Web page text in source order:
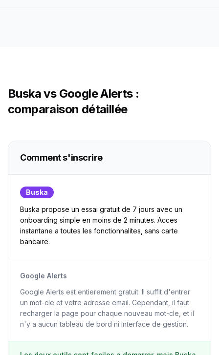
Buska vs Google Alerts :
comparaison détaillée
Comment s'inscrire
Buska
Buska propose un essai gratuit de 7 jours avec un
onboarding simple en moins de 2 minutes. Acces
instantane a toutes les fonctionnalites, sans carte
bancaire.
Google Alerts
Google Alerts est entierement gratuit. Il suffit d'entrer
un mot-cle et votre adresse email. Cependant, il faut
recharger la page pour chaque nouveau mot-cle, et il
n'y a aucun tableau de bord ni interface de gestion.